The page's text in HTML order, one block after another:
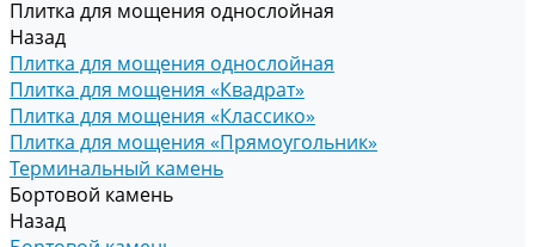
Плитка для мощения однослойная
Назад
Плитка для мощения однослойная
Плитка для мощения «Квадрат»
Плитка для мощения «Классико»
Плитка для мощения «Прямоугольник»
Терминальный камень
Бортовой камень
Назад